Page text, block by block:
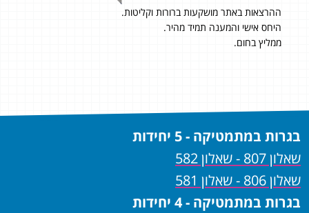
ההרצאות באתר מושקעות ברורות וקליטות.
היחס אישי והמענה תמיד מהיר.
ממליץ בחום.
בגרות במתמטיקה - 5 יחידות
שאלון 807 - שאלון 582
שאלון 806 - שאלון 581
בגרות במתמטיקה - 4 יחידות